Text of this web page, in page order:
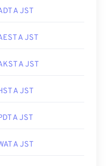
A JST
A JST
A JST
A JST
A JST
A JST